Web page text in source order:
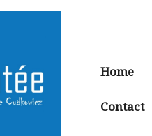
Home
Contact